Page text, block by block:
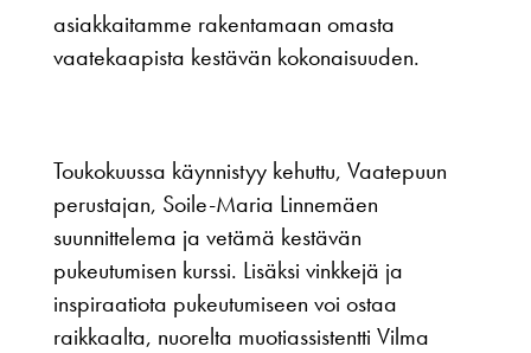
asiakkaitamme rakentamaan omasta
vaatekaapista kestävän kokonaisuuden.
Toukokuussa käynnistyy kehuttu, Vaatepuun
perustajan, Soile-Maria Linnemäen
suunnittelema ja vetämä kestävän
pukeutumisen kurssi. Lisäksi vinkkejä ja
inspiraatiota pukeutumiseen voi ostaa
raikkaalta, nuorelta muotiassistentti Vilma